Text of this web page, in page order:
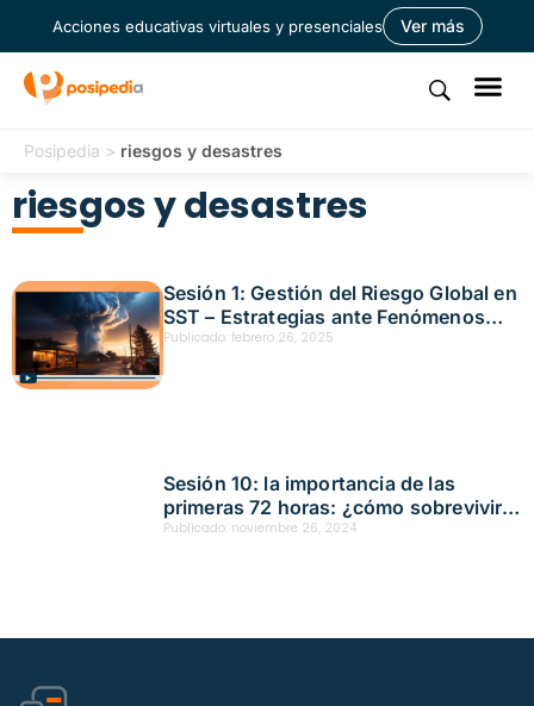
Acciones educativas virtuales y presenciales Ver más
Posipedia > riesgos y desastres
riesgos y desastres
Sesión 1: Gestión del Riesgo Global en
SST – Estrategias ante Fenómenos
Naturales Fecha: febrero 20, 2025
Publicado: febrero 26, 2025
Sesión 10: la importancia de las
primeras 72 horas: ¿cómo sobrevivir
en una emergencia? Fecha: noviembre
Publicado: noviembre 26, 2024